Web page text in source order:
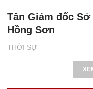
THỜI SỰ
Tân Giám đốc Sở
Hồng Sơn